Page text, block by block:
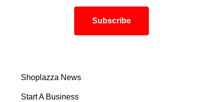
Shoplazza News
Start A Business